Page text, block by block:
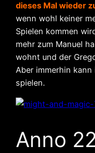
dieses Mal wieder
wenn wohl keiner
Spielen kommen
mehr zum Manuel
wohnt und der
Aber immerhin
spielen.
Anno